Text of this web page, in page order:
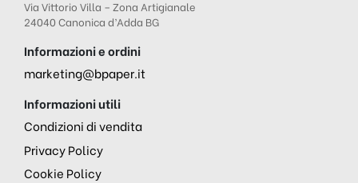
Via Vittorio Villa – Zona Artigianale
24040 Canonica d’Adda BG
Informazioni e ordini
marketing@bpaper.it
Informazioni utili
Condizioni di vendita
Privacy Policy
Cookie Policy